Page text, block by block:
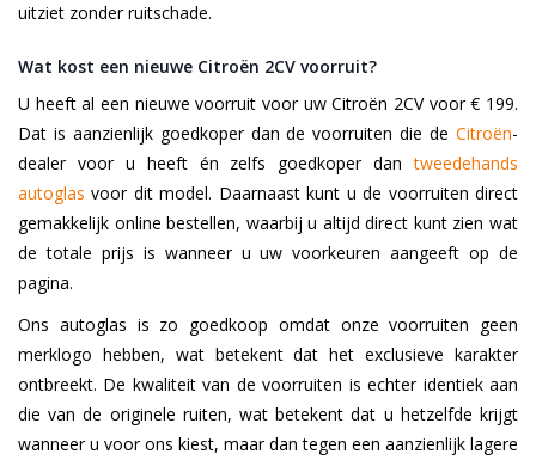
uitziet zonder ruitschade.
Wat kost een nieuwe Citroën 2CV voorruit?
U heeft al een nieuwe voorruit voor uw Citroën 2CV voor € 199.
Dat is aanzienlijk goedkoper dan de voorruiten die de Citroën-
dealer voor u heeft én zelfs goedkoper dantweedehands
autoglas voor dit model. Daarnaast kunt u de voorruiten direct
gemakkelijk online bestellen, waarbij u altijd direct kunt zien wat
de totale prijs is wanneer u uw voorkeuren aangeeft op de
pagina.
Ons autoglas is zo goedkoop omdat onze voorruiten geen
merklogo hebben, wat betekent dat het exclusieve karakter
ontbreekt. De kwaliteit van de voorruiten is echter identiek aan
die van de originele ruiten, wat betekent dat u hetzelfde krijgt
wanneer u voor ons kiest, maar dan tegen een aanzienlijk lagere